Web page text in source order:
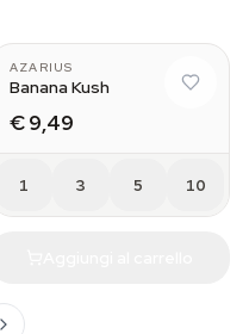
AZARIUS
Banana Kush
€ 9,49
1 3 5 10